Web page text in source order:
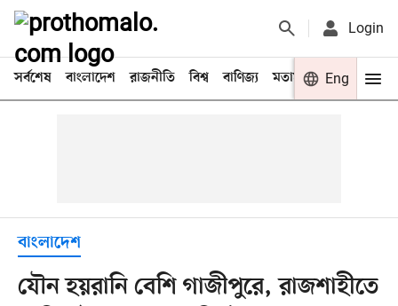
Login
সর্বশেষ বাংলাদেশ রাজনীতি বিশ্ব বাণিজ্য মতামত খেলা
Eng
বাংলাদেশ
যৌন হয়রানি বেশি গাজীপুরে, রাজশাহীতে